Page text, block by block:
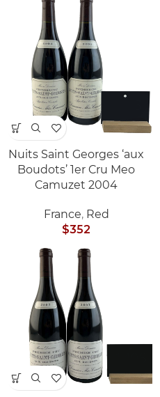
Nuits Saint Georges ‘aux
Boudots’ 1er Cru Meo
Camuzet 2004
France, Red
$352